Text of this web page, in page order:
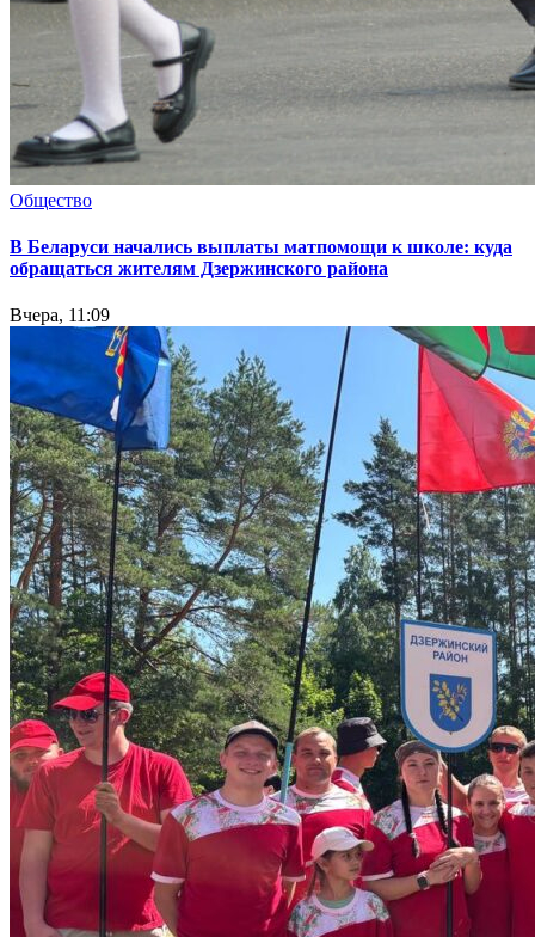
Общество
В Беларуси начались выплаты матпомощи к школе: куда
обращаться жителям Дзержинского района
Вчера, 11:09